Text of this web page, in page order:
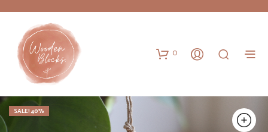
0
SALE! 40%